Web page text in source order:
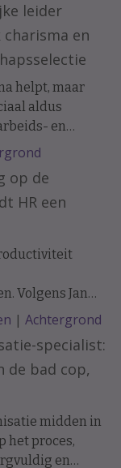
leider
en
helpt, maar
aldus
en
Oostrom.
op de
HR een
Volgens Jan
uitgelezen
te pakken bij
| Achtergrond
specialist:
de bad cop,
midden in
het proces,
en